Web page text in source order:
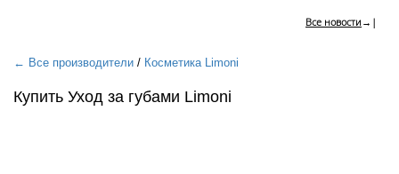
Все новости →|
← Все производители / Косметика Limoni
Купить Уход за губами Limoni